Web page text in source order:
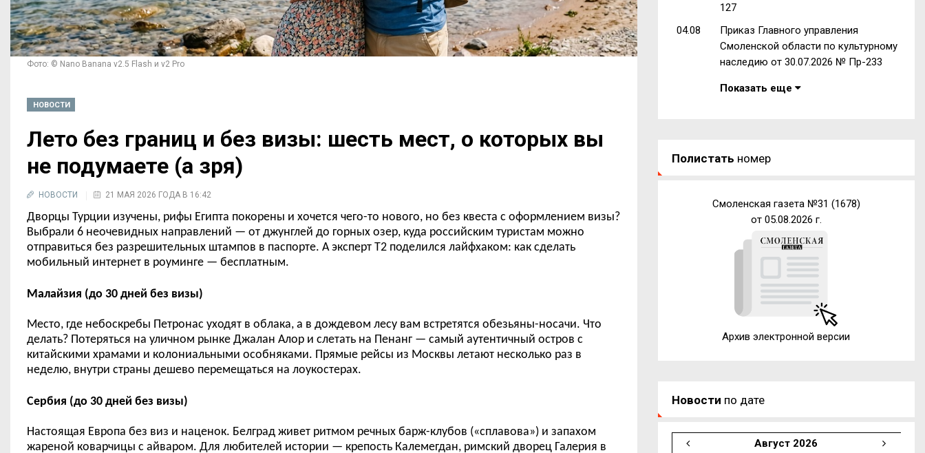
Фото: © Nano Banana v2.5 Flash и v2 Pro
НОВОСТИ
Лето без границ и без визы: шесть мест, о которых вы
не подумаете (а зря)
НОВОСТИ 21 МАЯ 2026 ГОДА В 16:42
Дворцы Турции изучены, рифы Египта покорены и хочется чего-то нового, но без квеста с оформлением визы?
Выбрали 6 неочевидных направлений — от джунглей до горных озер, куда российским туристам можно
отправиться без разрешительных штампов в паспорте. А эксперт T2 поделился лайфхаком: как сделать
мобильный интернет в роуминге — бесплатным.
Малайзия (до 30 дней без визы)
Место, где небоскребы Петронас уходят в облака, а в дождевом лесу вам встретятся обезьяны-носачи. Что
делать? Потеряться на уличном рынке Джалан Алор и слетать на Пенанг — самый аутентичный остров с
китайскими храмами и колониальными особняками. Прямые рейсы из Москвы летают несколько раз в
неделю, внутри страны дешево перемещаться на лоукостерах.
Сербия (до 30 дней без визы)
Настоящая Европа без виз и наценок. Белград живет ритмом речных барж-клубов («сплавова») и запахом
жареной коварчицы с айваром. Для любителей истории — крепость Калемегдан, римский дворец Галерия в
127
04.08
Приказ Главного управления
Смоленской области по культурному
наследию от 30.07.2026 № Пр-233
Показать еще
Полистать номер
Смоленская газета №31 (1678)
от 05.08.2026 г.
Архив электронной версии
Новости по дате
Август 2026